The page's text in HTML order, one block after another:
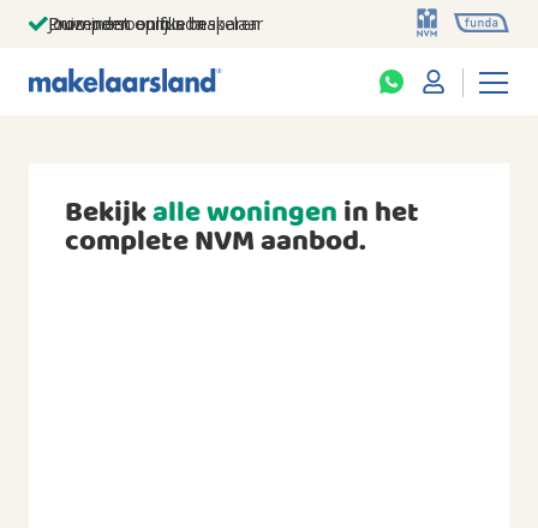
Jouw persoonlijke makelaar
Duizenden euro's besparen
Prominent op funda
Bekijkalle woningenin het
complete NVM aanbod.